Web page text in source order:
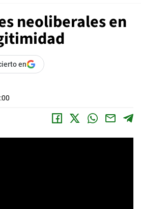
neoliberales en
en